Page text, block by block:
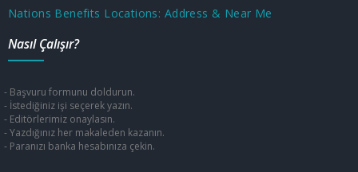
Nations Benefits Locations: Address & Near Me
Nasıl Çalışır?
- Başvuru formunu doldurun.
- İstediğiniz işi seçerek yazın.
- Editörlerimiz onaylasın.
- Yazdığınız her makaleden kazanın.
- Paranızı banka hesabınıza çekin.